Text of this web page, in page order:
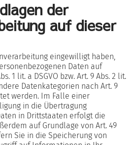
der
auf dieser
eingewilligt haben,
Daten auf
1 lit. a DSGVO bzw. Art. 9 Abs. 2 lit.
Datenkategorien nach Art. 9
werden. Im Falle einer
in die Übertragung
in Drittstaaten erfolgt die
auf Grundlage von Art. 49
Sie in die Speicherung von